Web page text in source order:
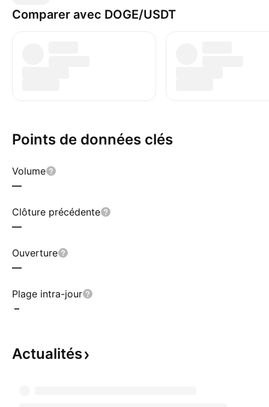
Comparer avec DOGE/USDT
Points de données clés
Volume
—
Clôture précédente
—
Ouverture
—
Plage intra-jour
–
Actualités